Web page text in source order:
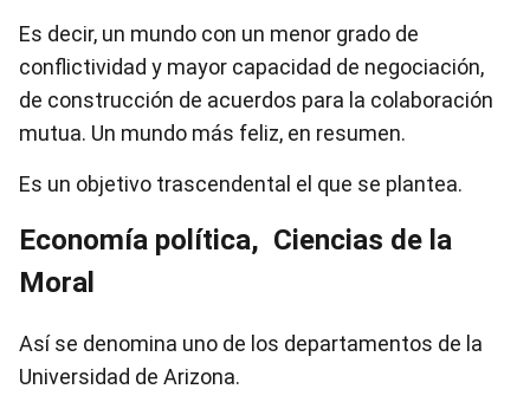
Es decir, un mundo con un menor grado de
conflictividad y mayor capacidad de negociación,
de construcción de acuerdos para la colaboración
mutua. Un mundo más feliz, en resumen.
Es un objetivo trascendental el que se plantea.
Economía política, Ciencias de la
Moral
Así se denomina uno de los departamentos de la
Universidad de Arizona.